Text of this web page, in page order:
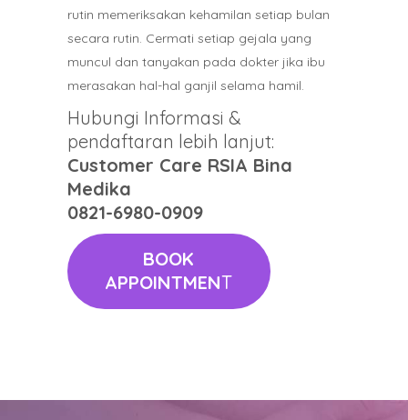
rutin memeriksakan kehamilan setiap bulan
secara rutin. Cermati setiap gejala yang
muncul dan tanyakan pada dokter jika ibu
merasakan hal-hal ganjil selama hamil.
Hubungi Informasi &
pendaftaran lebih lanjut:
Customer Care RSIA Bina
Medika
0821-6980-0909
BOOK
APPOINTMENT